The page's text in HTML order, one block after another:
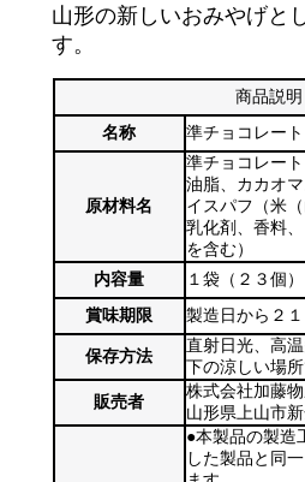
山形の新しいおみやげと
す。
商品説明
名称
準チョコレート
原材料名
準チョコレー
油脂、カカオ
イスパフ（米
乳化剤、香料
を含む）
内容量
１袋（２３個）
賞味期限
製造日から２
保存方法
直射日光、高
下の涼しい場所
販売者
株式会社加藤
山形県上山市
●本製品の製造
した製品と同